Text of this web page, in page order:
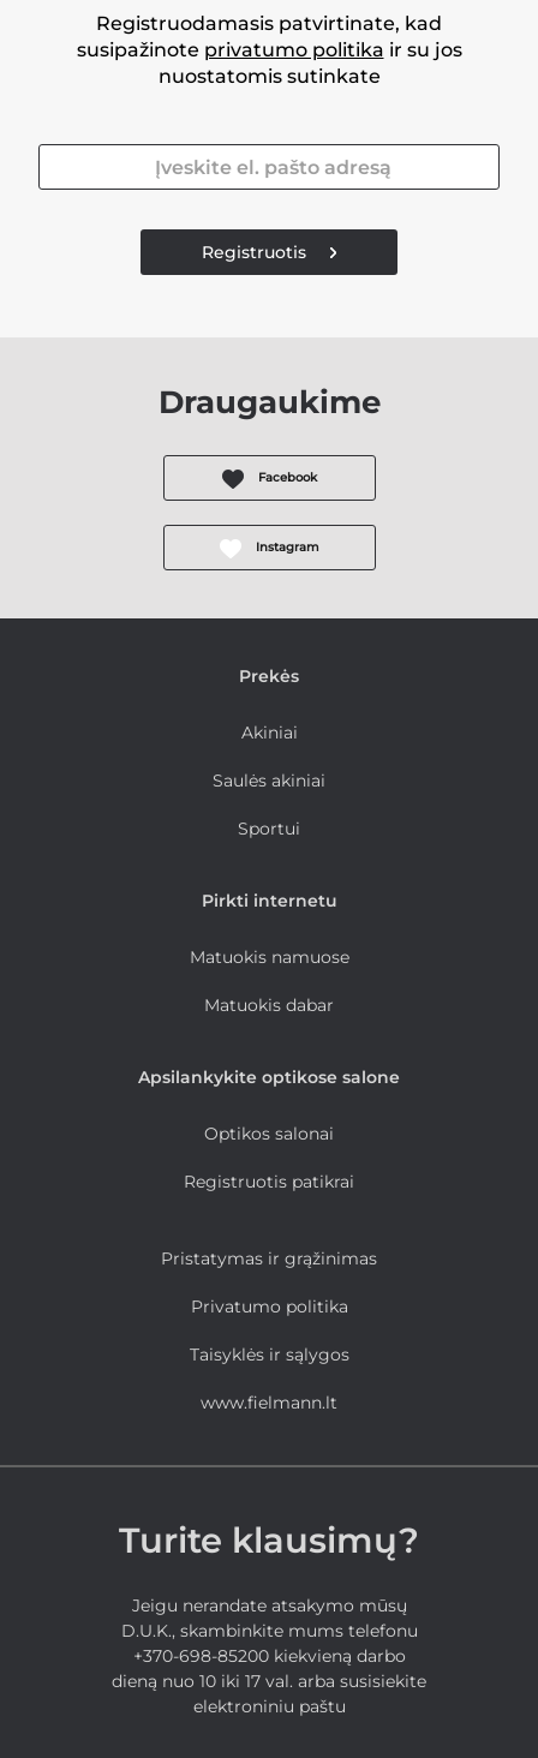
Registruodamasis patvirtinate, kad
susipažinote privatumo politika ir su jos
nuostatomis sutinkate
Registruotis
Draugaukime
Facebook
Instagram
Prekės
Akiniai
Saulės akiniai
Sportui
Pirkti internetu
Matuokis namuose
Matuokis dabar
Apsilankykite optikose salone
Optikos salonai
Registruotis patikrai
Pristatymas ir grąžinimas
Privatumo politika
Taisyklės ir sąlygos
www.fielmann.lt
Turite klausimų?
Jeigu nerandate atsakymo mūsų
D.U.K., skambinkite mums telefonu
+370-698-85200 kiekvieną darbo
dieną nuo 10 iki 17 val. arba susisiekite
elektroniniu paštu